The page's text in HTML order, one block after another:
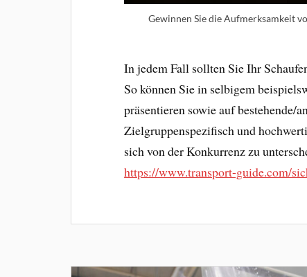
Gewinnen Sie die Aufmerksamkeit
In jedem Fall sollten Sie Ihr
So können Sie in selbigem
präsentieren sowie auf bestehende/
Zielgruppenspezifisch und
sich von der Konkurrenz zu
https://www.transport-guide.com/